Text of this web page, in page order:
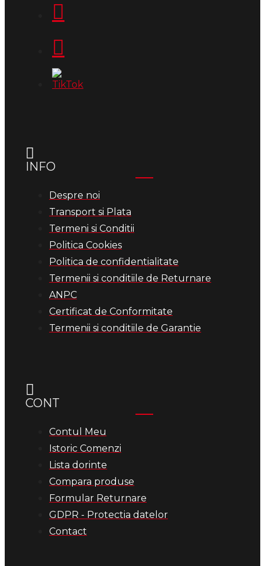
INFO
Despre noi
Transport si Plata
Termeni si Conditii
Politica Cookies
Politica de confidentialitate
Termenii si conditiile de Returnare
ANPC
Certificat de Conformitate
Termenii si conditiile de Garantie
CONT
Contul Meu
Istoric Comenzi
Lista dorinte
Compara produse
Formular Returnare
GDPR - Protectia datelor
Contact